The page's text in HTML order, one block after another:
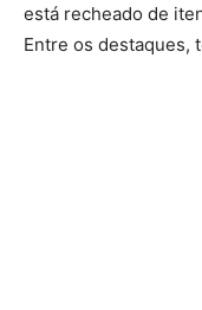
está recheado de
Entre os destaques,